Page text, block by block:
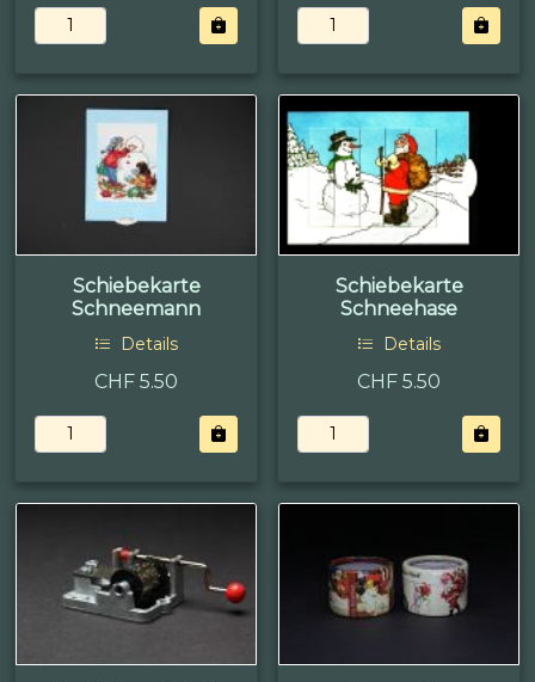
Schiebekarte
Schneemann
Details
CHF 5.50
Schiebekarte
Schneehase
Details
CHF 5.50